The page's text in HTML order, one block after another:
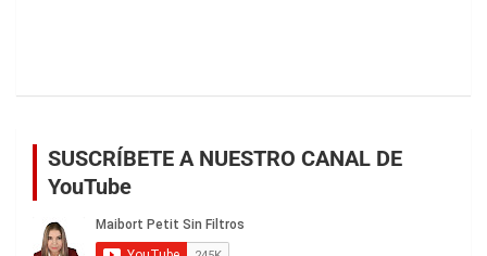
SUSCRÍBETE A NUESTRO CANAL DE
YouTube